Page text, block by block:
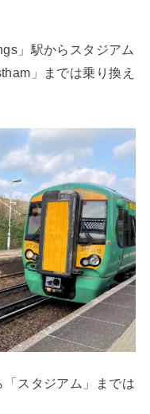
」駅からスタジアム
」までは乗り換え
「スタジアム」までは